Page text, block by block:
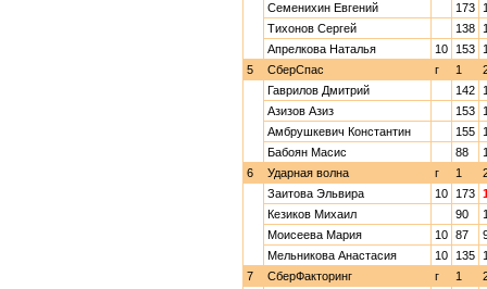
Семенихин Евгений
173
Тихонов Сергей
138
Апрелкова Наталья
10 153
5
СберСпас г 1
Гаврилов Дмитрий
142
Азизов Азиз
153
Амбрушкевич Константин
155
Бабоян Масис
88
6
Ударная волна г 1
Заитова Эльвира
10 173
Кезиков Михаил
90
Моисеева Мария
10 87
Мельникова Анастасия
10 135
7
СберФакторинг г 1